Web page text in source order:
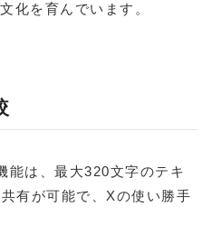
化を育んでいます。
は、最大320文字のテキ
有が可能で、Xの使い勝手